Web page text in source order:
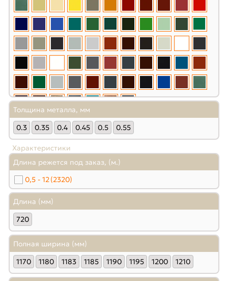
Толщина металла, мм
0.3
0.35 0.4 0.45 0.5 0.55
Характеристики
Длина режется под заказ, (м.)
0,5 - 12(2320)
Длина (мм)
720
Полная ширина (мм)
1170
1180 1183 1185 1190 1195 1200 1210